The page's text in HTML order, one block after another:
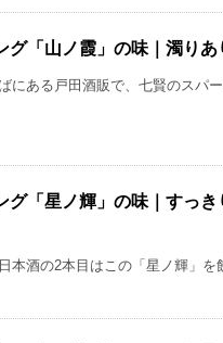
グ「山ノ霞」の味｜濁りあ
にある戸田酒販で、七賢のスパ
グ「星ノ輝」の味｜すっ
本酒の2本目はこの「星ノ輝」を